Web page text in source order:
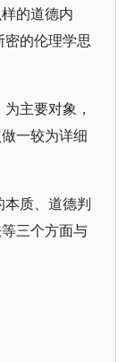
的道德内
的伦理学思
主要对象，
一较为详细
质、道德判
三个方面与